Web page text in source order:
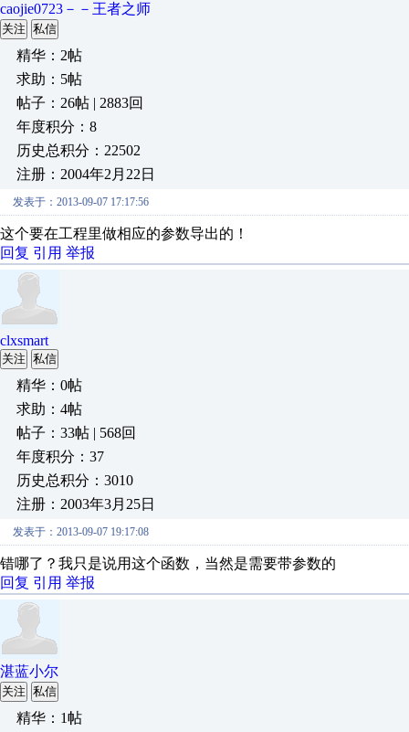
caojie0723－－王者之师
关注 私信
精华：2帖
求助：5帖
帖子：26帖 | 2883回
年度积分：8
历史总积分：22502
注册：2004年2月22日
发表于：2013-09-07 17:17:56
这个要在工程里做相应的参数导出的！
回复 引用 举报
clxsmart
关注 私信
精华：0帖
求助：4帖
帖子：33帖 | 568回
年度积分：37
历史总积分：3010
注册：2003年3月25日
发表于：2013-09-07 19:17:08
错哪了？我只是说用这个函数，当然是需要带参数的
回复 引用 举报
湛蓝小尔
关注 私信
精华：1帖